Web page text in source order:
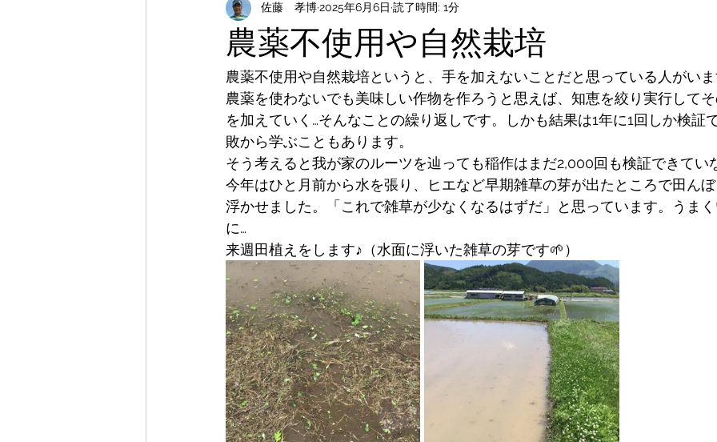
農薬不使用や自然栽培
佐藤 孝博2025年6月6日 読了時間: 1分
農薬不使用や自然栽培というと、手を加えないことだと思っている人がい
農薬を使わないでも美味しい作物を作ろうと思えば、知恵を絞り実行して
を加えていく…そんなことの繰り返しです。しかも結果は1年に1回しか検証
敗から学ぶこともあります。
そう考えると我が家のルーツを辿っても稲作はまだ2,000回も検証できてい
今年はひと月前から水を張り、ヒエなど早期雑草の芽が出たところで田ん
浮かせました。「これで雑草が少なくなるはずだ」と思っています。うま
に…
来週田植えをします♪（水面に浮いた雑草の芽です🌱）